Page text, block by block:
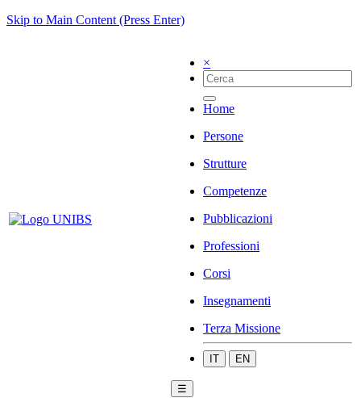
Skip to Main Content (Press Enter)
×
Home
Persone
Strutture
Competenze
Pubblicazioni
Professioni
Corsi
Insegnamenti
Terza Missione
IT EN
☰